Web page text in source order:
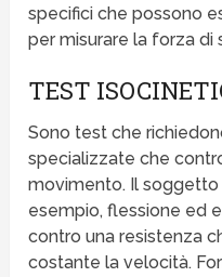
specifici che possono
per misurare la forza di
TEST
Sono test che
specializzate che
movimento. Il
esempio, flessione ed
contro una resistenza
costante la velocità.